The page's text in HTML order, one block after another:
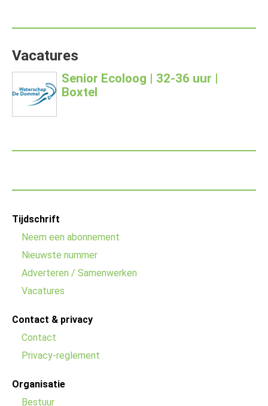
Vacatures
Senior Ecoloog | 32-36 uur |
Boxtel
Footer
menu
Tijdschrift
Neem een abonnement
Nieuwste nummer
Adverteren / Samenwerken
Vacatures
Contact & privacy
Contact
Privacy-reglement
Organisatie
Bestuur